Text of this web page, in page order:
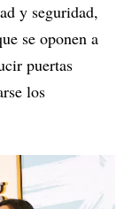
y seguridad,
se oponen a
puertas
los